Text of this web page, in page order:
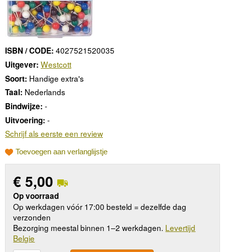
ISBN / CODE: 4027521520035
Uitgever: Westcott
Soort: Handige extra's
Taal: Nederlands
Bindwijze: -
Uitvoering: -
Schrijf als eerste een review
Toevoegen aan verlanglijstje
€5,00
Op voorraad
Op werkdagen vóór 17:00 besteld = dezelfde dag
verzonden
Bezorging meestal binnen 1–2 werkdagen. Levertijd
Belgie